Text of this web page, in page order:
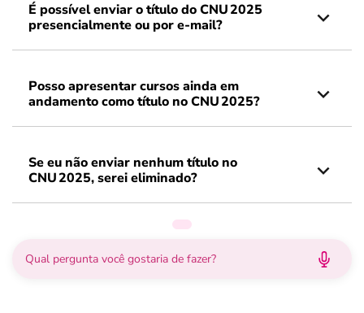
É possível enviar o título do CNU 2025
presencialmente ou por e-mail?
Posso apresentar cursos ainda em
andamento como título no CNU 2025?
Se eu não enviar nenhum título no
CNU 2025, serei eliminado?